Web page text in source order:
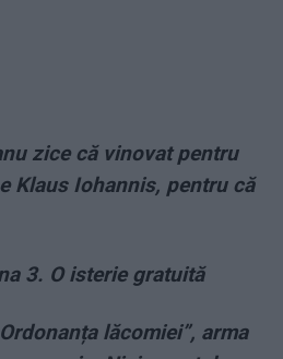
zice că vinovat pentru
Klaus Iohannis, pentru că
3. O isterie gratuită
lăcomiei”, arma